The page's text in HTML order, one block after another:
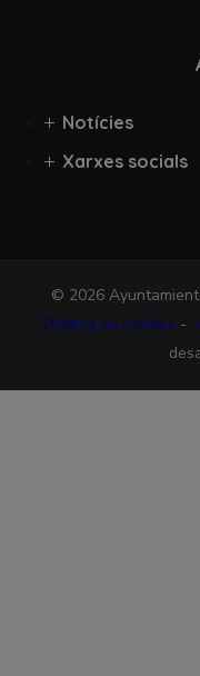
Notícies
Xarxes socials
© 2026
Política de cookies -